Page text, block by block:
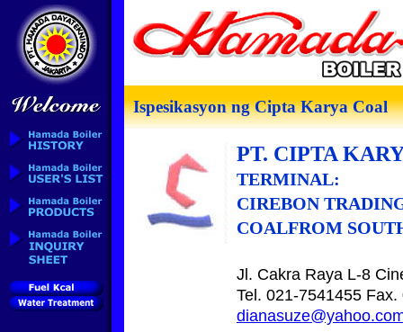
Ispesikasyon ng Cipta Karya Coal
PT. CIPTA
TERMINAL:
CIREBON
COALFROM
Jl. Cakra Raya L-8
Tel. 021-7541455